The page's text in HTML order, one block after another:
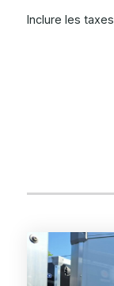
Inclure les taxes